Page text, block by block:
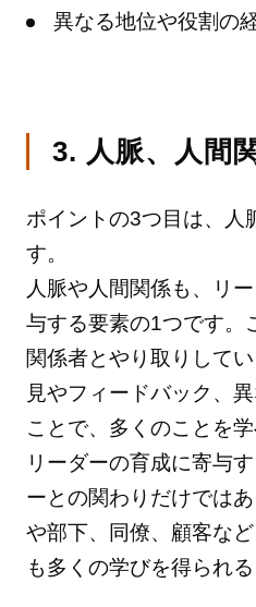
異なる地位や役割の
3. 人脈、人間
ポイントの3つ目は、人
す。
人脈や人間関係も、リ
与する要素の1つです。
関係者とやり取りして
見やフィードバック、
ことで、多くのことを学
リーダーの育成に寄与
ーとの関わりだけでは
や部下、同僚、顧客な
も多くの学びを得られる